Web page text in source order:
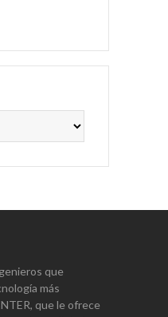
que
más
que le ofrece